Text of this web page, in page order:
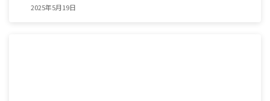
2025年5月19日